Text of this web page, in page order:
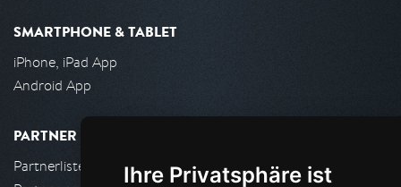
Ihre Privatsphäre ist
SMARTPHONE & TABLET
iPhone, iPad App
Android App
PARTNER
Partnerliste